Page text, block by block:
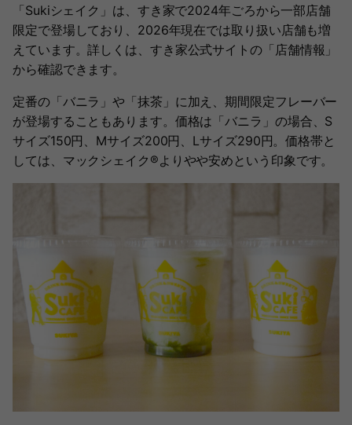
「Sukiシェイク」は、すき家で2024年ごろから一部店舗
限定で登場しており、2026年現在では取り扱い店舗も増
えています。詳しくは、すき家公式サイトの「店舗情報」
から確認できます。
定番の「バニラ」や「抹茶」に加え、期間限定フレーバー
が登場することもあります。価格は「バニラ」の場合、S
サイズ150円、Mサイズ200円、Lサイズ290円。価格帯と
しては、マックシェイク®︎よりやや安めという印象です。